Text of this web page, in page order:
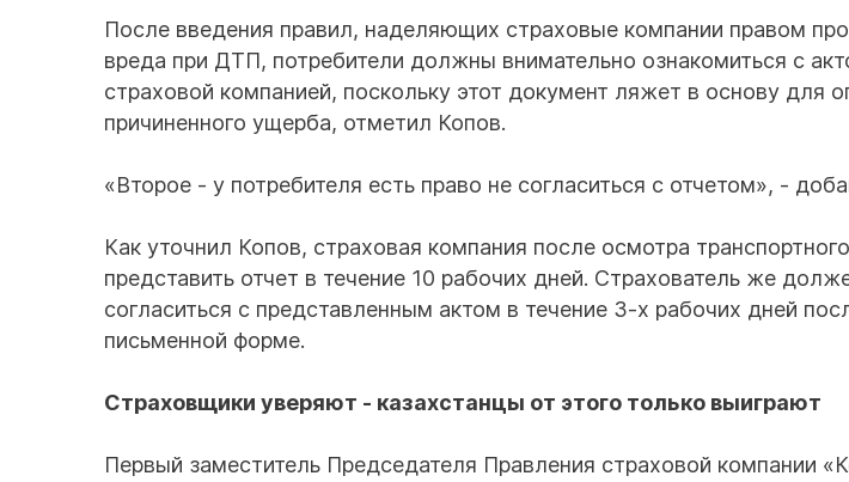
После введения правил, наделяющих страховые компании правом
вреда при ДТП, потребители должны внимательно ознакомиться с
страховой компанией, поскольку этот документ ляжет в основу для
причиненного ущерба, отметил Копов.
«Второе - у потребителя есть право не согласиться с отчетом», -
Как уточнил Копов, страховая компания после осмотра
представить отчет в течение 10 рабочих дней. Страхователь же
согласиться с представленным актом в течение 3-х рабочих дней
письменной форме.
Страховщики уверяют - казахстанцы от этого только выиграют
Первый заместитель Председателя Правления страховой компании